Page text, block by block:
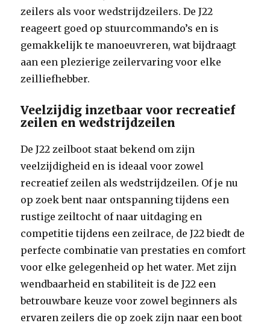
zeilers als voor wedstrijdzeilers. De J22
reageert goed op stuurcommando’s en is
gemakkelijk te manoeuvreren, wat bijdraagt
aan een plezierige zeilervaring voor elke
zeilliefhebber.
Veelzijdig inzetbaar voor recreatief
zeilen en wedstrijdzeilen
De J22 zeilboot staat bekend om zijn
veelzijdigheid en is ideaal voor zowel
recreatief zeilen als wedstrijdzeilen. Of je nu
op zoek bent naar ontspanning tijdens een
rustige zeiltocht of naar uitdaging en
competitie tijdens een zeilrace, de J22 biedt de
perfecte combinatie van prestaties en comfort
voor elke gelegenheid op het water. Met zijn
wendbaarheid en stabiliteit is de J22 een
betrouwbare keuze voor zowel beginners als
ervaren zeilers die op zoek zijn naar een boot